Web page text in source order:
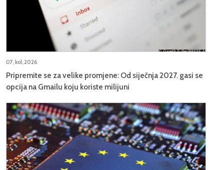
07, kol, 2026
Pripremite se za velike promjene: Od siječnja 2027. gasi se
opcija na Gmailu koju koriste milijuni